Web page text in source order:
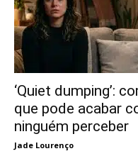
‘Quiet dumping’:
que pode acabar
ninguém perceber
Jade Lourenço